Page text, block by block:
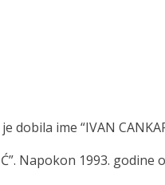
ime “IVAN
Napokon 1993. godine